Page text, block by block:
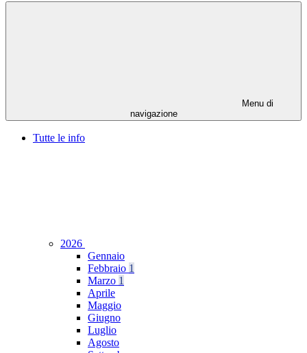
Menu di
navigazione
Tutte le info
2026
Gennaio
Febbraio 1
Marzo 1
Aprile
Maggio
Giugno
Luglio
Agosto